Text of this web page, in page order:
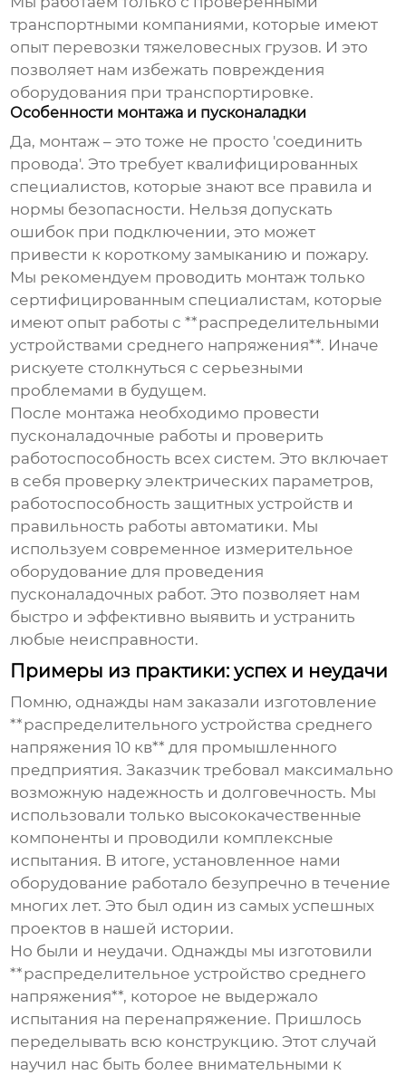
транспортными компаниями, которые имеют
опыт перевозки тяжеловесных грузов. И это
позволяет нам избежать повреждения
оборудования при транспортировке.
Особенности монтажа и пусконаладки
Да, монтаж – это тоже не просто 'соединить
провода'. Это требует квалифицированных
специалистов, которые знают все правила и
нормы безопасности. Нельзя допускать
ошибок при подключении, это может
привести к короткому замыканию и пожару.
Мы рекомендуем проводить монтаж только
сертифицированным специалистам, которые
имеют опыт работы с **распределительными
устройствами среднего напряжения**. Иначе
рискуете столкнуться с серьезными
проблемами в будущем.
После монтажа необходимо провести
пусконаладочные работы и проверить
работоспособность всех систем. Это включает
в себя проверку электрических параметров,
работоспособность защитных устройств и
правильность работы автоматики. Мы
используем современное измерительное
оборудование для проведения
пусконаладочных работ. Это позволяет нам
быстро и эффективно выявить и устранить
любые неисправности.
Примеры из практики: успех и неудачи
Помню, однажды нам заказали изготовление
**распределительного устройства среднего
напряжения 10 кв** для промышленного
предприятия. Заказчик требовал максимально
возможную надежность и долговечность. Мы
использовали только высококачественные
компоненты и проводили комплексные
испытания. В итоге, установленное нами
оборудование работало безупречно в течение
многих лет. Это был один из самых успешных
проектов в нашей истории.
Но были и неудачи. Однажды мы изготовили
**распределительное устройство среднего
напряжения**, которое не выдержало
испытания на перенапряжение. Пришлось
переделывать всю конструкцию. Этот случай
научил нас быть более внимательными к